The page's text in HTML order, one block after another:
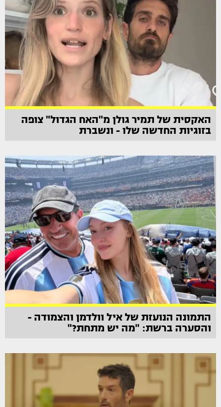
האקסית של תמיר גולן מ"האח הגדול" צופה
בזוגיות החדשה שלו - ונשברת
התמונה הנועזת של איל וולדמן והצמודה -
והסערה ברשת: "מה יש מתחת?"